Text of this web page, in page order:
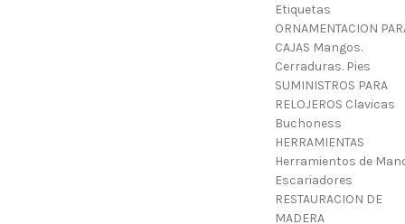
Etiquetas
ORNAMENTACION
CAJAS Mangos.
Cerraduras. Pies
SUMINISTROS PARA
RELOJEROS Clavicas
Buchoness
HERRAMIENTAS
Herramientos de
Escariadores
RESTAURACION DE
MADERA